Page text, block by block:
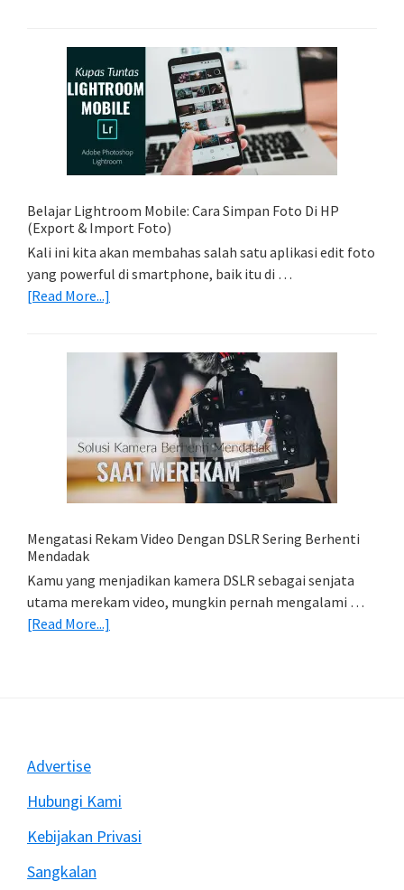
Sederhana:
Memadukan
Foto
Light
Trail
Dengan
Belajar Lightroom Mobile: Cara Simpan Foto Di HP
(Export & Import Foto)
Kali ini kita akan membahas salah satu aplikasi edit foto
yang powerful di smartphone, baik itu di …
[Read More...]
Mobile:
Cara
Simpan
Foto
Di
HP
(Export
Import
Mengatasi Rekam Video Dengan DSLR Sering Berhenti
Mendadak
Kamu yang menjadikan kamera DSLR sebagai senjata
utama merekam video, mungkin pernah mengalami …
[Read More...]
Mendadak
Footer
Advertise
Hubungi Kami
Kebijakan Privasi
Sangkalan